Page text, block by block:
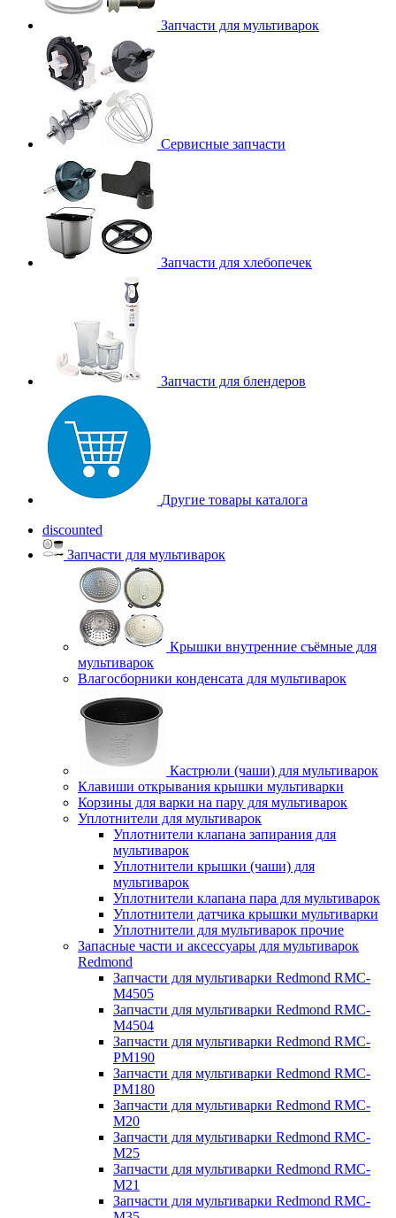
Запчасти для мультиварок
Сервисные запчасти
Запчасти для хлебопечек
Запчасти для блендеров
Другие товары каталога
discounted
Запчасти для мультиварок
Крышки внутренние съёмные для
мультиварок
Влагосборники конденсата для мультиварок
Кастрюли (чаши) для мультиварок
Клавиши открывания крышки мультиварки
Корзины для варки на пару для мультиварок
Уплотнители для мультиварок
Уплотнители клапана запирания для
мультиварок
Уплотнители крышки (чаши) для
мультиварок
Уплотнители клапана пара для мультиварок
Уплотнители датчика крышки мультиварки
Уплотнители для мультиварок прочие
Запасные части и аксессуары для мультиварок
Redmond
Запчасти для мультиварки Redmond RMC-
M4505
Запчасти для мультиварки Redmond RMC-
M4504
Запчасти для мультиварки Redmond RMC-
PM190
Запчасти для мультиварки Redmond RMC-
PM180
Запчасти для мультиварки Redmond RMC-
M20
Запчасти для мультиварки Redmond RMC-
M25
Запчасти для мультиварки Redmond RMC-
M21
Запчасти для мультиварки Redmond RMC-